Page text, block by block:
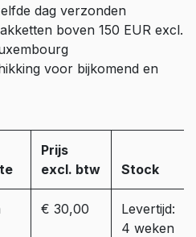
dag verzonden
boven 150 EUR excl.
voor bijkomend en
Prijs
excl. btw
Stock
€ 30,00
Levertijd:
4 weken